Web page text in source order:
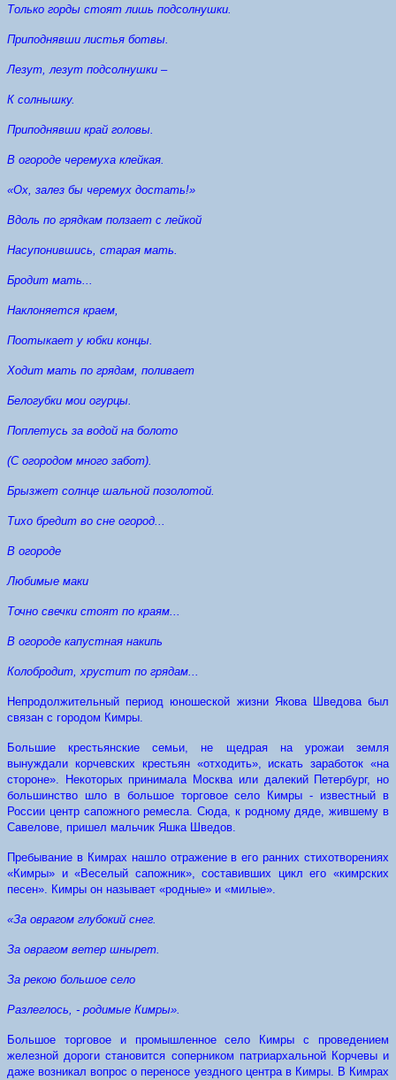
Только горды стоят лишь подсолнушки.
Приподнявши листья ботвы.
Лезут, лезут подсолнушки –
К солнышку.
Приподнявши край головы.
В огороде черемуха клейкая.
«Ох, залез бы черемух достать!»
Вдоль по грядкам ползает с лейкой
Насупонившись, старая мать.
Бродит мать...
Наклоняется краем,
Поотыкает у юбки концы.
Ходит мать по грядам, поливает
Белогубки мои огурцы.
Поплетусь за водой на болото
(С огородом много забот).
Брызжет солнце шальной позолотой.
Тихо бредит во сне огород...
В огороде
Любимые маки
Точно свечки стоят по краям...
В огороде капустная накипь
Колобродит, хрустит по грядам...
Непродолжительный период юношеской жизни Якова Шведова был
связан с городом Кимры.
Большие крестьянские семьи, не щедрая на урожаи земля
вынуждали корчевских крестьян «отходить», искать заработок «на
стороне». Некоторых принимала Москва или далекий Петербург, но
большинство шло в большое торговое село Кимры - известный в
России центр сапожного ремесла. Сюда, к родному дяде, жившему в
Савелове, пришел мальчик Яшка Шведов.
Пребывание в Кимрах нашло отражение в его ранних стихотворениях
«Кимры» и «Веселый сапожник», составивших цикл его «кимрских
песен». Кимры он называет «родные» и «милые».
«За оврагом глубокий снег.
За оврагом ветер шнырет.
За рекою большое село
Разлеглось, - родимые Кимры».
Большое торговое и промышленное село Кимры с проведением
железной дороги становится соперником патриархальной Корчевы и
даже возникал вопрос о переносе уездного центра в Кимры. В Кимрах